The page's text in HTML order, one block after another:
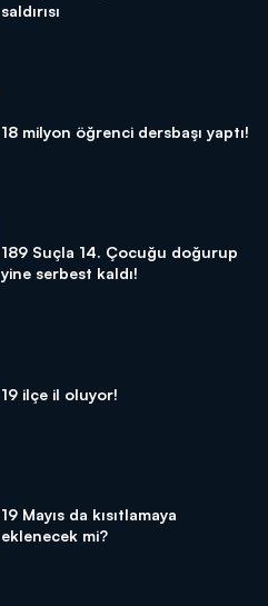
saldırısı
18 milyon öğrenci dersbaşı yaptı!
189 Suçla 14. Çocuğu doğurup
yine serbest kaldı!
19 ilçe il oluyor!
19 Mayıs da kısıtlamaya
eklenecek mi?